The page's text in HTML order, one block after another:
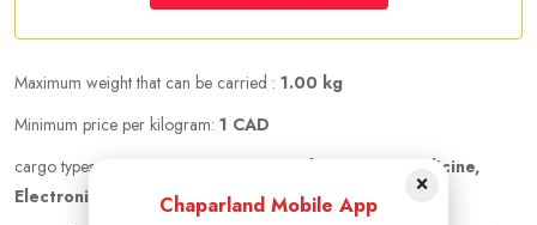
Maximum weight that can be carried : 1.00 kg
Minimum price per kilogram: 1 CAD
cargo types :
Documents, cigarette, cloths, Pet, Medicine,
Electronics
×
Chaparland Mobile App